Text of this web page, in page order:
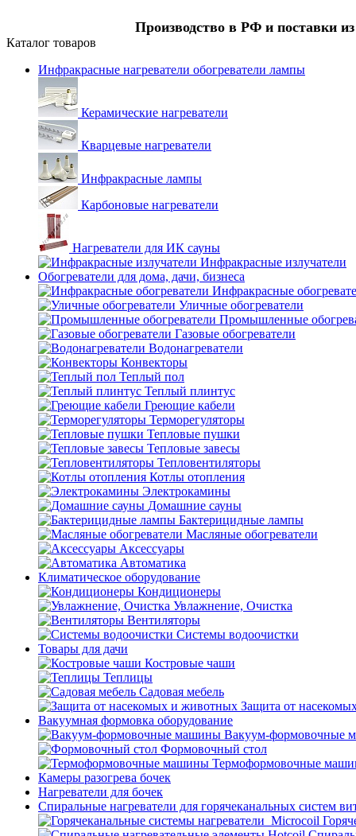
Производство в РФ и поставки
Каталог товаров
Инфракрасные нагреватели обогреватели лампы
Керамические нагреватели
Кварцевые нагреватели
Инфракрасные лампы
Карбоновые нагреватели
Нагреватели для ИК сауны
Инфракрасные излучатели
Обогреватели для дома, дачи, бизнеса
Инфракрасные
Уличные обогреватели
Промышленные
Газовые обогреватели
Водонагреватели
Конвекторы
Теплый пол
Теплый плинтус
Греющие кабели
Терморегуляторы
Тепловые пушки
Тепловые завесы
Тепловентиляторы
Котлы отопления
Электрокамины
Домашние сауны
Бактерицидные лампы
Масляные обогреватели
Аксессуары
Автоматика
Климатическое оборудование
Кондиционеры
Увлажнение, Очистка
Вентиляторы
Системы водоочистки
Товары для дачи
Костровые чаши
Теплицы
Садовая мебель
Защита от
Вакуумная формовка оборудование
Вакуум-формовочные
Формовочный стол
Термоформовочные
Камеры разогрева бочек
Нагреватели для бочек
Спиральные нагреватели для горячеканальных систем